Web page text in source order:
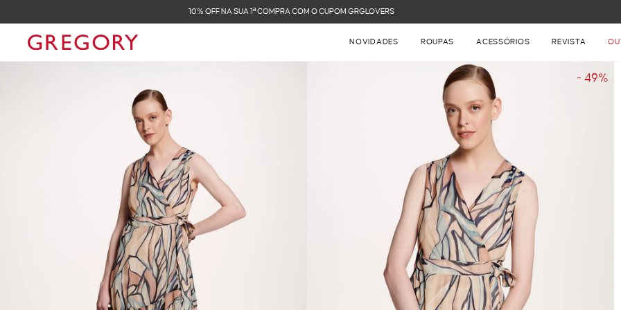
FRETE GRÁTIS NAS COMPRAS ACIMA DE R$ 899
NOVIDADES ROUPAS ACESSÓRIOS REVISTA
- 49%